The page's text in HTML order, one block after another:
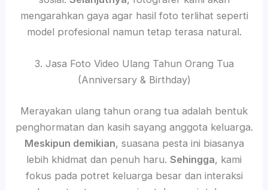
mengarahkan gaya agar hasil foto terlihat seperti
model profesional namun tetap terasa natural.
3. Jasa Foto Video Ulang Tahun Orang Tua
(Anniversary & Birthday)
Merayakan ulang tahun orang tua adalah bentuk
penghormatan dan kasih sayang anggota keluarga.
Meskipun demikian, suasana pesta ini biasanya
lebih khidmat dan penuh haru. Sehingga, kami
fokus pada potret keluarga besar dan interaksi